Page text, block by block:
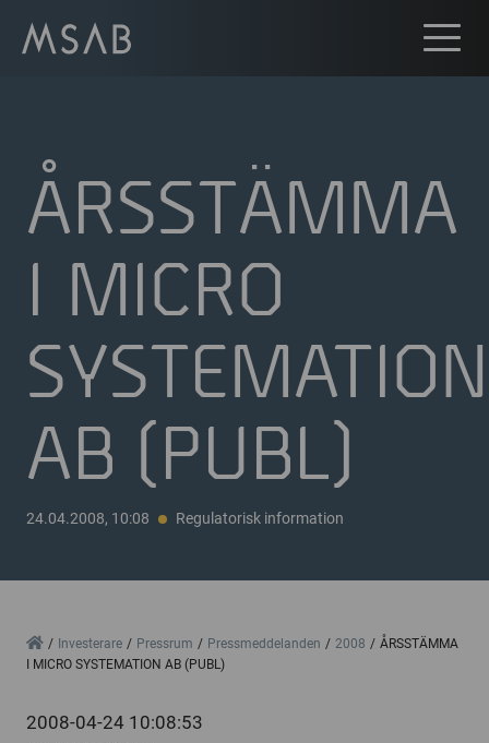
ÅRSSTÄMMA
I MICRO
SYSTEMATION
AB (PUBL)
24.04.2008, 10:08 Regulatorisk information
HomeInvesterare Pressrum Pressmeddelanden 2008
ÅRSSTÄMMA
I MICRO SYSTEMATION AB (PUBL)
2008-04-24 10:08:53